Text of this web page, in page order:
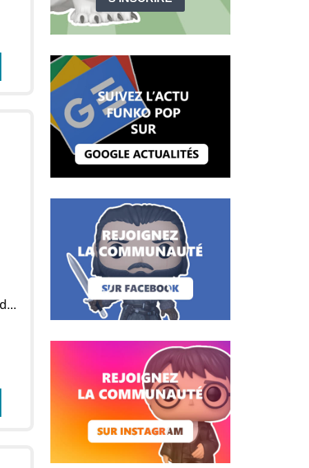
Figurine POP Jasmine (déguisée)